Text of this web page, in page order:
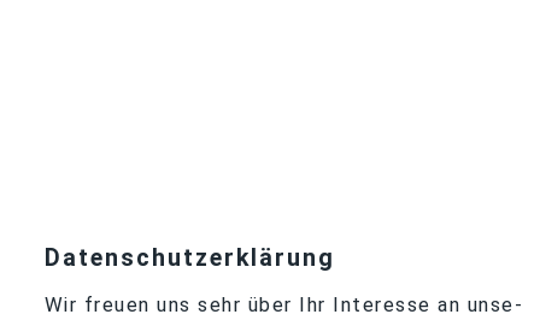
Datenschutzerklärung
Wir freuen uns sehr über Ihr In­ter­esse an un­se­